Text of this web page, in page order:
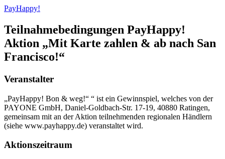
PayHappy!
Teilnahmebedingungen PayHappy!
Aktion „Mit Karte zahlen & ab nach San
Francisco!“
Veranstalter
„PayHappy! Bon & weg!“ “ ist ein Gewinnspiel, welches von der
PAYONE GmbH, Daniel-Goldbach-Str. 17-19, 40880 Ratingen,
gemeinsam mit an der Aktion teilnehmenden regionalen Händlern
(siehe www.payhappy.de) veranstaltet wird.
Aktionszeitraum